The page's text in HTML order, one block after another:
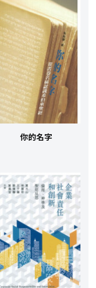
你的名字